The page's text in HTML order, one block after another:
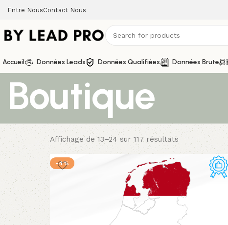
Entre NousContact Nous
Accueil Données Leads Données Qualifiées Données Brute
Boutique
Affichage de 13–24 sur 117 résultats
-4%